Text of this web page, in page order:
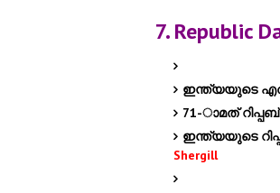
7. Republic
ഇന്ത്യയുടെ
71-ാമത്
ഇന്ത്യയുടെ
Shergill